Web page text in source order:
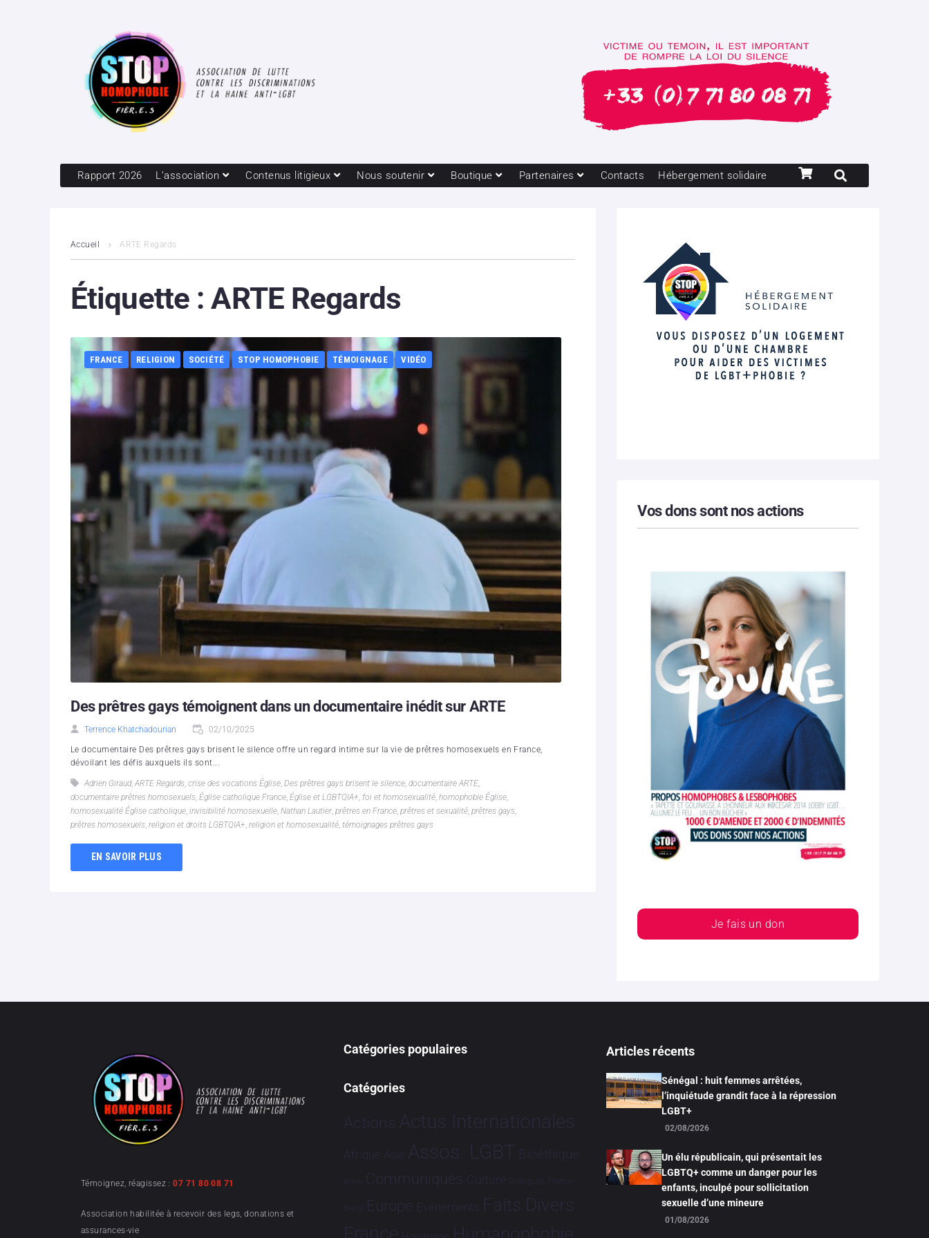
Rapport 2026 L’association Contenus litigieux Nous soutenir Boutique Partenaires Contacts Hébergement solidaire
Accueil ARTE Regards
Étiquette :ARTE Regards
FRANCE RELIGION SOCIÉTÉ STOP HOMOPHOBIE TÉMOIGNAGE VIDÉO
Des prêtres gays témoignent dans un documentaire inédit sur ARTE
Terrence Khatchadourian 02/10/2025
Le documentaire Des prêtres gays brisent le silence offre un regard intime sur la vie de prêtres homosexuels en France,
dévoilant les défis auxquels ils sont...
Adrien Giraud, ARTE Regards, crise des vocations Église, Des prêtres gays brisent le silence, documentaire ARTE,
documentaire prêtres homosexuels, Église catholique France, Église et LGBTQIA+, foi et homosexualité, homophobie Église,
homosexualité Église catholique, invisibilité homosexuelle, Nathan Lautier, prêtres en France, prêtres et sexualité, prêtres gays,
prêtres homosexuels, religion et droits LGBTQIA+, religion et homosexualité, témoignages prêtres gays
EN SAVOIR PLUS
Vos dons sont nos actions
Je fais un don
Témoignez, réagissez :07 71 80 08 71
Association habilitée à recevoir des legs, donations et
assurances-vie
Catégories populaires
Catégories
Actions Actus Internationales
Afrique Asie Assos. LGBT Bioéthique
Brève Communiqués Culture Dialogues France-
Brésil Europe Evénements Faits Divers
Humanophobie
Articles récents
Sénégal : huit femmes arrêtées,
l’inquiétude grandit face à la répression
LGBT+
02/08/2026
Un élu républicain, qui présentait les
LGBTQ+ comme un danger pour les
enfants, inculpé pour sollicitation
sexuelle d’une mineure
01/08/2026